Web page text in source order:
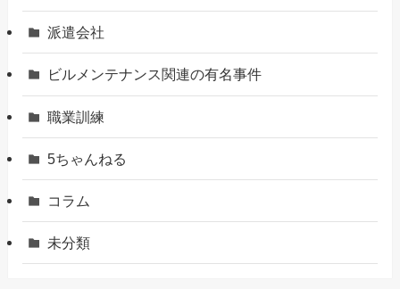
派遣会社
ビルメンテナンス関連の有名事件
職業訓練
5ちゃんねる
コラム
未分類